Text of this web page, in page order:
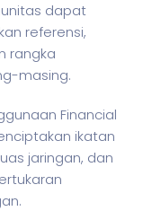
dapat
referensi,
rangka
masing.
Financial
ikatan
jaringan, dan